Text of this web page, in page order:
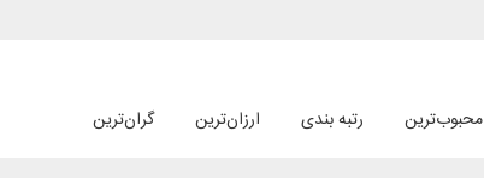
محبوب‌ترین رتبه بندی ارزان‌ترین گران‌ترین